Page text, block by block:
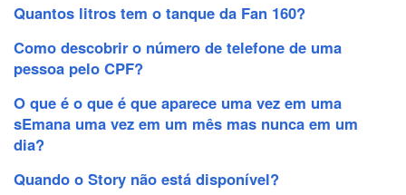
Quantos litros tem o tanque da Fan 160?
Como descobrir o número de telefone de uma
pessoa pelo CPF?
O que é o que é que aparece uma vez em uma
sEmana uma vez em um mês mas nunca em um
dia?
Quando o Story não está disponível?